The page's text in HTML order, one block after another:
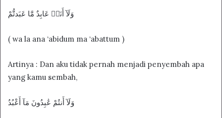
وَلَآ أَنَا۠ عَابِدٌ مَّا عَبَدتُّمْ
( wa la ana ‘abidum ma ‘abattum )
Artinya : Dan aku tidak pernah menjadi penyembah apa
yang kamu sembah,
وَلَآ أَنتُمْ عَٰبِدُونَ مَآ أَعْبُدُ